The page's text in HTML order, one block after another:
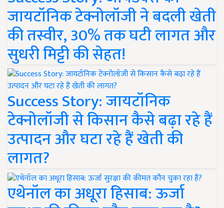
जायटॉनिक टेक्नोलॉजी ने बदली खेती
की तस्वीर, 30% तक घटी लागत और
सुधरी मिट्टी की सेहत!
Success Story: जायटॉनिक
टेक्नोलॉजी से किसान कैसे बढ़ा रहे हैं
उत्पादन और घटा रहे हैं खेती की
लागत?
एथेनॉल का अधूरा हिसाब: ऊर्जा